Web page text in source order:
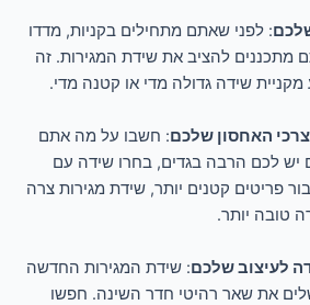
: לפני שאתם מתחילים בקניות, מדדו
מתכננים להציב את שידת המגירות. זה
מקניית שידה גדולה מדי או קטנה מדי.
האחסון שלכם: חשבו על מה אתם
יש לכם הרבה בגדים, בחרו שידה עם
פריטים קטנים יותר, שידת מגירות צרה
טובה יותר.
לעיצוב שלכם: שידת המגירות החדשה
את שאר רהיטי חדר השינה. חפשו